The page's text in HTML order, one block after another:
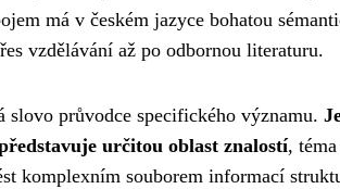
má v českém jazyce bohatou
vzdělávání až po odbornou literaturu.
průvodce specifického významu.
určitou oblast znalostí,
komplexním souborem informací